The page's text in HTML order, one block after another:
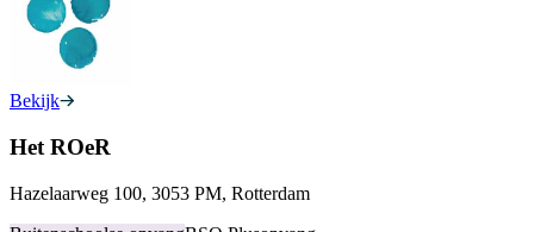
Bekijk
Het ROeR
Hazelaarweg 100, 3053 PM, Rotterdam